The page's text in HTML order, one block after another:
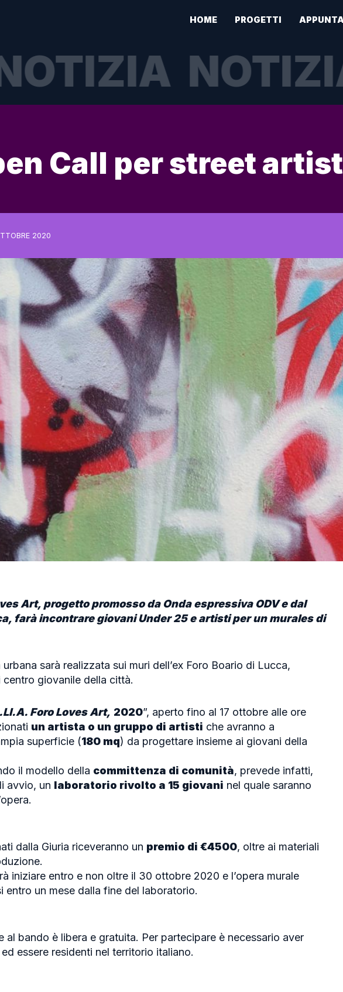
HOME PROGETTI
Call per street
2020
Art, progetto promosso da Onda espressiva ODV e dal
farà incontrare giovani Under 25 e artisti per un murales di
sarà realizzata sui muri dell’ex Foro Boario di Lucca,
giovanile della città.
Foro Loves Art, 2020”, aperto fino al 17 ottobre alle ore
un artista o un gruppo di artisti che avranno a
superficie (180 mq) da progettare insieme ai giovani della
il modello della committenza di comunità, prevede infatti,
avvio, un laboratorio rivolto a 15 giovani nel quale saranno
dalla Giuria riceveranno un premio di €4500, oltre ai materiali
iniziare entro e non oltre il 30 ottobre 2020 e l’opera murale
entro un mese dalla fine del laboratorio.
al bando è libera e gratuita. Per partecipare è necessario aver
essere residenti nel territorio italiano.